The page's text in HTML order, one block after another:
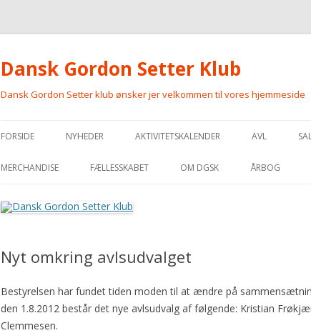
Dansk Gordon Setter Klub
Dansk Gordon Setter klub ønsker jer velkommen til vores hjemmeside
FORSIDE NYHEDER AKTIVITETSKALENDER AVL
STANDARD
MERCHANDISE FÆLLESSKABET OM DGSK
HISTORIE
ÅRBOG
Nyt omkring avlsudvalget
Bestyrelsen har fundet tiden moden til at ændre på
den 1.8.2012 består det nye avlsudvalg af følgende: Kristian
Clemmesen.